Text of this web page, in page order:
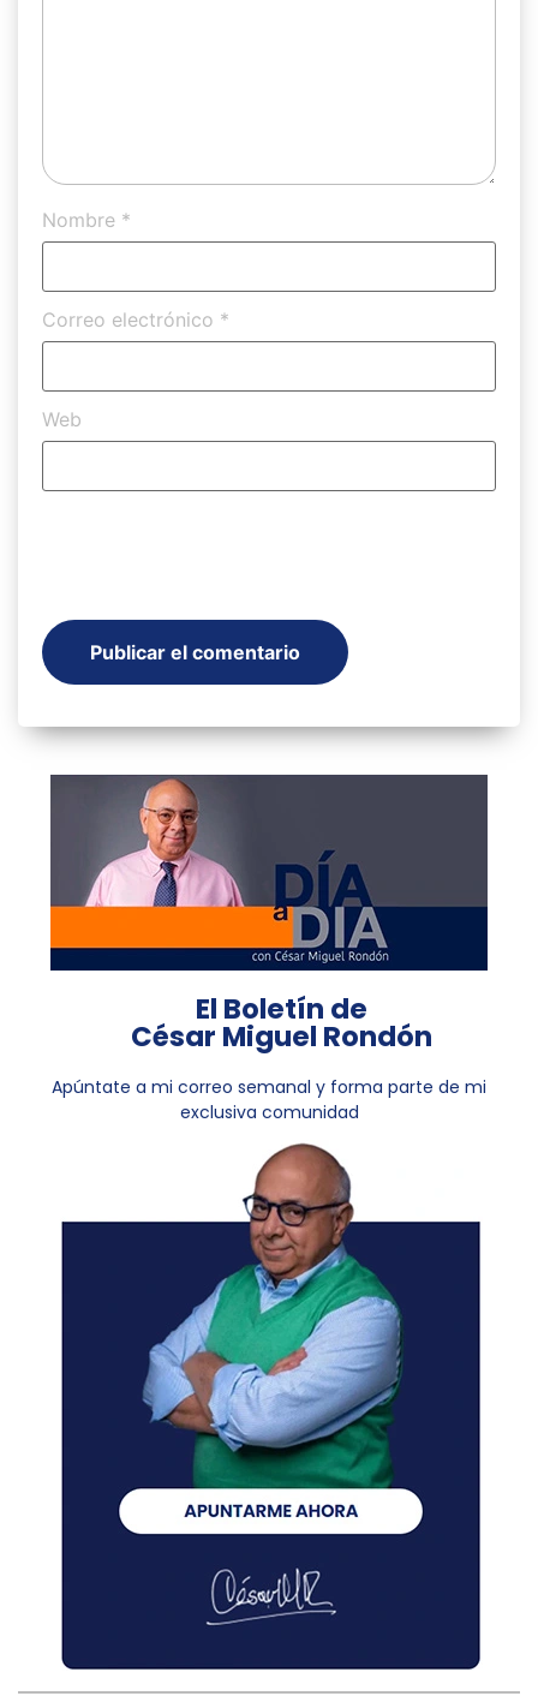
Nombre *
Correo electrónico *
Web
El Boletín de
César Miguel Rondón
Apúntate a mi correo semanal y forma parte de mi
exclusiva comunidad